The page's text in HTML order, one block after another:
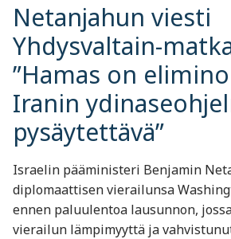
Netanjahun viesti
Yhdysvaltain-
”Hamas on
Iranin
pysäytettävä”
Israelin pääministeri Benjamin
diplomaattisen vierailunsa
ennen paluulentoa lausunnon,
vierailun lämpimyyttä ja